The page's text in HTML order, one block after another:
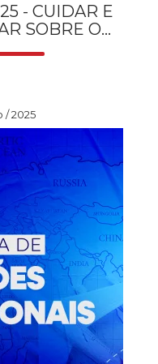
- CUIDAR E
SOBRE O...
/ 2025